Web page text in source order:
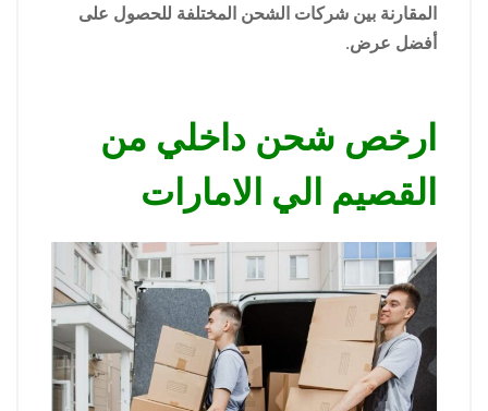
المقارنة بين شركات الشحن المختلفة للحصول على
أفضل عرض.
ارخص شحن داخلي من
القصيم الي الامارات